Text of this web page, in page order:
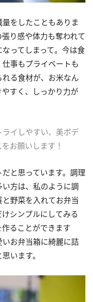
をしたこともありま
り感や体力も奪われて
ってしまって。今は食
事もプライベートも
る食材が、お米なん
すく、しっかり力が
イしやすい、美ボデ
お願いします！
と思っています。調理
方は、私のように調
野菜を入れてお弁当
シンプルにしてみる
ることができます
お弁当箱に綺麗に詰
います。